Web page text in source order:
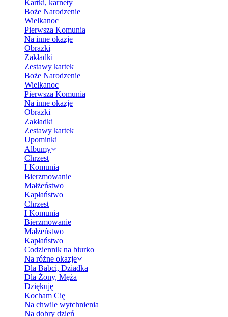
Kartki, karnety
Boże Narodzenie
Wielkanoc
Pierwsza Komunia
Na inne okazje
Obrazki
Zakładki
Zestawy kartek
Boże Narodzenie
Wielkanoc
Pierwsza Komunia
Na inne okazje
Obrazki
Zakładki
Zestawy kartek
Upominki
Albumy
Chrzest
I Komunia
Bierzmowanie
Małżeństwo
Kapłaństwo
Chrzest
I Komunia
Bierzmowanie
Małżeństwo
Kapłaństwo
Codziennik na biurko
Na różne okazje
Dla Babci, Dziadka
Dla Żony, Męża
Dziękuję
Kocham Cię
Na chwile wytchnienia
Na dobry dzień